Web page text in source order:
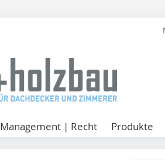
Management | Recht Produkte